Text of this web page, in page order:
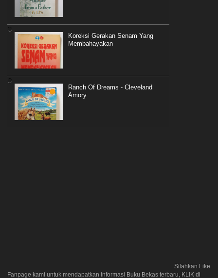
Koreksi Gerakan Senam Yang
Membahayakan
Ranch Of Dreams - Cleveland
Amory
Silahkan Like
Fanpage kami untuk mendapatkan informasi Buku Bekas terbaru, KLIK di